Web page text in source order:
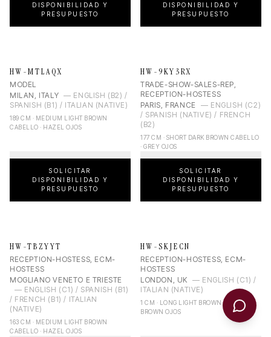
DISPONIBILIDAD Y
PRESUPUESTO
DISPONIBILIDAD Y
PRESUPUESTO
HW-MTLAQX
MODEL
MILAN, ITALY — ENGLISH (B2) /
SPANISH (B1) / ITALIAN (NATIVE)
189 CM · MEDIUM LIGHT BROWN
CABELLO · HAZEL OJOS
SOLICITAR
DISPONIBILIDAD Y
PRESUPUESTO
HW-9KY3RX
TRADE-SHOW-SALES-REP,
RECEPTION-HOSTESS
PARIS, FRANCE — ENGLISH (C2)
/ SPANISH (NATIVE) / FRENCH
(B2)
177 CM · SHORT DARK BROWN CABELLO
· GREY OJOS
SOLICITAR
DISPONIBILIDAD Y
PRESUPUESTO
HW-TBZYYT
RECEPTION-HOSTESS, ECM-
HOSTESS
MOGLIANO VENETO E TRIESTE
— ENGLISH (C1) / SPANISH (B1)
/ FRENCH (B1) / ITALIAN
(NATIVE)
163 CM · MEDIUM LIGHT BROWN
CABELLO · HAZEL OJOS
HW-SKJECN
RECEPTION-HOSTESS, ECM-
HOSTESS
LONDON, UK — ENGLISH (C1) /
ITALIAN (NATIVE)
1 CM · LONG LIGHT BROWN CABELLO ·
BROWN OJOS